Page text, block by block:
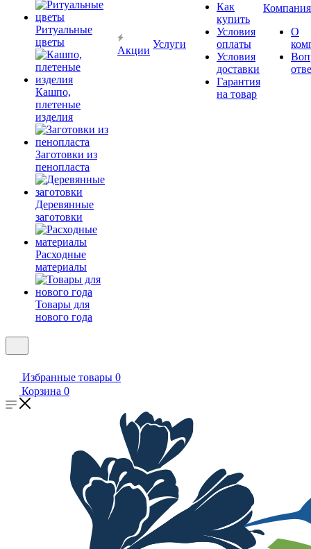
Ритуальные
цветы
Кашпо,
плетеные
изделия
Заготовки из
пенопласта
Деревянные
заготовки
Расходные
материалы
Товары для
нового года
Акции
Услуги
Как
купить
Условия
оплаты
Условия
доставки
Гарантия
на товар
Компания
О
Избранные товары 0
Корзина 0